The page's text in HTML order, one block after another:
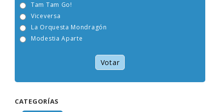
Tam Tam Go!
Viceversa
La Orquesta Mondragón
Modestia Aparte
Votar
CATEGORÍAS